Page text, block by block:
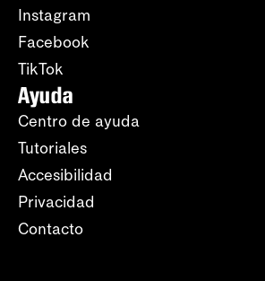
Instagram
Facebook
TikTok
Ayuda
Centro de ayuda
Tutoriales
Accesibilidad
Privacidad
Contacto